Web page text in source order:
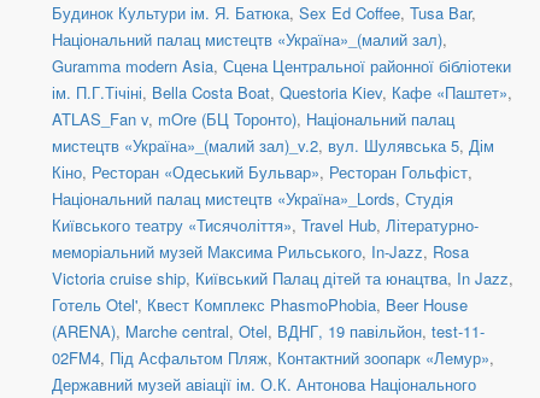
Будинок Культури ім. Я. Батюка, Sex Ed Coffee, Tusa Bar,
Національний палац мистецтв «Україна»_(малий зал),
Guramma modern Asia, Сцена Центральної районної бібліотеки
ім. П.Г.Тічіні, Bella Costa Boat, Questoria Kiev, Кафе «Паштет»,
ATLAS_Fan v, mOre (БЦ Торонто), Національний палац
мистецтв «Україна»_(малий зал)_v.2, вул. Шулявська 5, Дім
Кіно, Ресторан «Одеський Бульвар», Ресторан Гольфіст,
Національний палац мистецтв «Україна»_Lords, Студія
Київського театру «Тисячоліття», Travel Hub, Літературно-
меморіальний музей Максима Рильського, In-Jazz, Rosa
Victoria cruise ship, Київський Палац дітей та юнацтва, In Jazz,
Готель Otel', Квест Комплекс PhasmoPhobia, Beer House
(ARENA), Marche central, Otel, ВДНГ, 19 павільйон, test-11-
02FM4, Під Асфальтом Пляж, Контактний зоопарк «Лемур»,
Державний музей авіації ім. О.К. Антонова Національного